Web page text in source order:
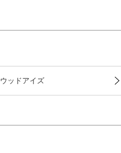
ッドアイズ